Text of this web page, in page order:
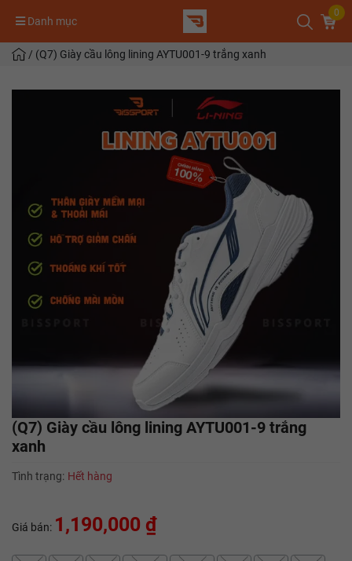
Danh mục
0
/ (Q7) Giày cầu lông lining AYTU001-9 trắng xanh
(Q7) Giày cầu lông lining AYTU001-9 trắng
xanh
Tình trạng: Hết hàng
Giá bán: 1,190,000 ₫